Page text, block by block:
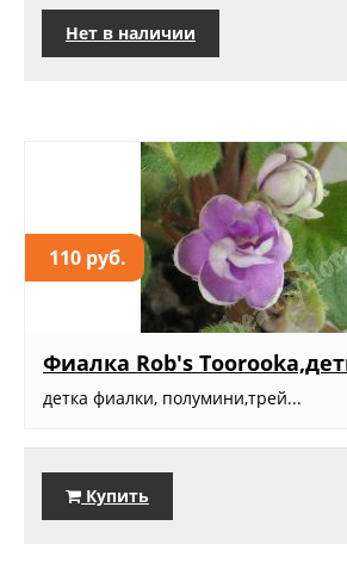
Нет в наличии
110 руб.
Фиалка Rob's
детка фиалки, полумини,трей...
Купить